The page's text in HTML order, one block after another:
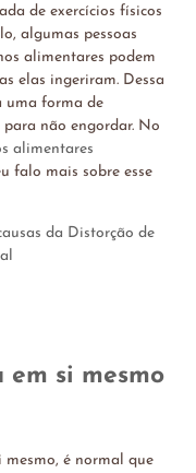
de exercícios físicos
algumas pessoas
alimentares podem
elas ingeriram. Dessa
uma forma de
não engordar. No
alimentares
falo mais sobre esse
da Distorção de
si mesmo
é normal que